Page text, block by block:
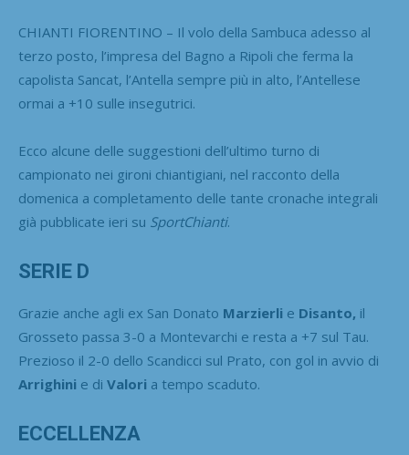
CHIANTI FIORENTINO – Il volo della Sambuca adesso al
terzo posto, l’impresa del Bagno a Ripoli che ferma la
capolista Sancat, l’Antella sempre più in alto, l’Antellese
ormai a +10 sulle insegutrici.
Ecco alcune delle suggestioni dell’ultimo turno di
campionato nei gironi chiantigiani, nel racconto della
domenica a completamento delle tante cronache integrali
già pubblicate ieri su SportChianti.
SERIE D
Grazie anche agli ex San Donato Marzierli e Disanto, il
Grosseto passa 3-0 a Montevarchi e resta a +7 sul Tau.
Prezioso il 2-0 dello Scandicci sul Prato, con gol in avvio di
Arrighini e di Valori a tempo scaduto.
ECCELLENZA